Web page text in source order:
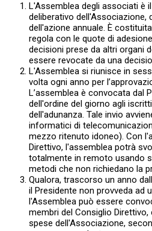
L'Assemblea degli associati è
deliberativo dell'Associazione,
dell'azione annuale. È
regola con le quote di
decisioni prese da altri organi
essere revocate da una
L'Assemblea si riunisce in
volta ogni anno per
L’assemblea è convocata dal
dell'ordine del giorno agli
dell'adunanza. Tale invio
informatici di
mezzo ritenuto idoneo). Con
Direttivo, l'assemblea potrà
totalmente in remoto usando
metodi che non richiedano la
Qualora, trascorso un anno
il Presidente non provveda ad
l'Assemblea può essere
membri del Consiglio
spese dell'Associazione,